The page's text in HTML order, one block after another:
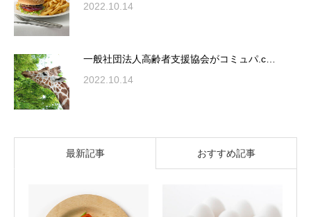
2022.10.14
一般社団法人高齢者支援協会がコミュパ.c…
2022.10.14
最新記事 おすすめ記事